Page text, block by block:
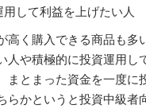
して利益を上げたい人
高く購入できる商品も多
人や積極的に投資運用し
まとまった資金を一度に
らかというと投資中級者